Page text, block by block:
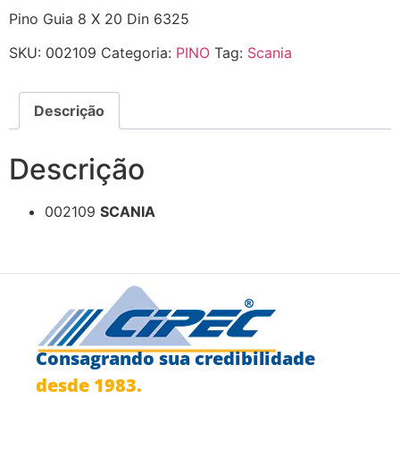
Pino Guia 8 X 20 Din 6325
SKU: 002109 Categoria: PINO Tag: Scania
Descrição
Descrição
002109 SCANIA
Consagrando sua credibilidade
desde 1983.